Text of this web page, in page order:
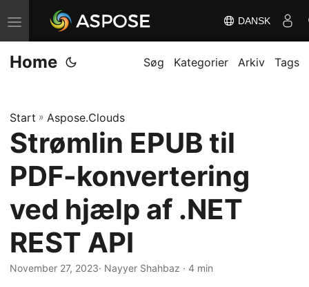
S
k
i
n
a
i
a
t
i
o
DANSK
Home Søg Kategorier Arkiv Tags
Start » Aspose.Clouds
Strømlin EPUB til
PDF-konvertering
ved hjælp af .NET
REST API
November 27, 2023· Nayyer Shahbaz · 4 min